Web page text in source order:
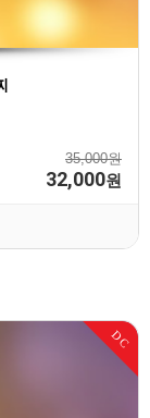
35,000원
32,000원
DC